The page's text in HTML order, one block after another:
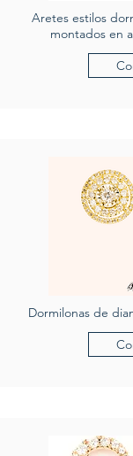
Aretes estilos
montados en
Dormilonas de